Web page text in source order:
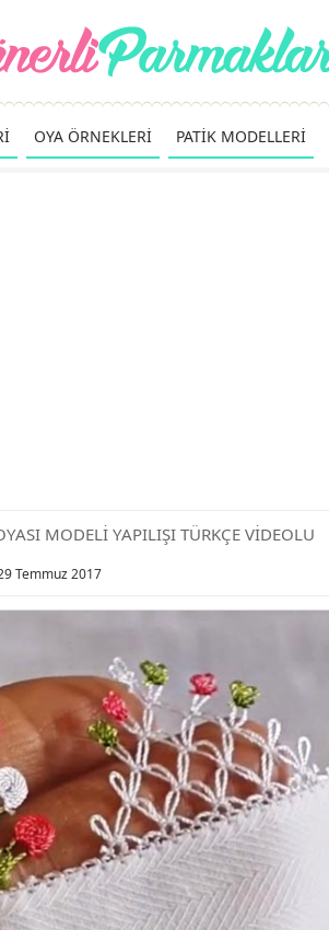
OYA ÖRNEKLERİ PATİK MODELLERİ
MODELİ YAPILIŞI TÜRKÇE VİDEOLU
Temmuz 2017